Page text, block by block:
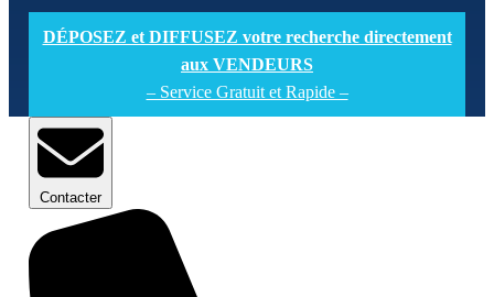
DÉPOSEZ et DIFFUSEZ votre recherche directement
aux VENDEURS
– Service Gratuit et Rapide –
Contacter